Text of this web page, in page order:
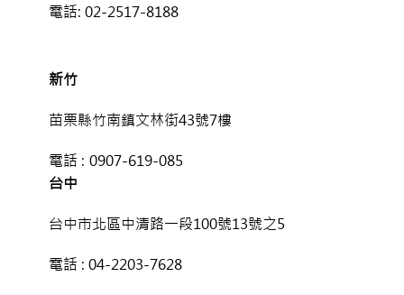
電話:02-2517-8188
新竹
苗栗縣竹南鎮文林街43號7樓
電話 :0907-619-085
台中
台中市北區中清路一段100號13號之5
電話 :04-2203-7628